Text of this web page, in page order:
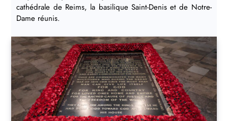
cathédrale de Reims, la basilique Saint-Denis et de Notre-
Dame réunis.